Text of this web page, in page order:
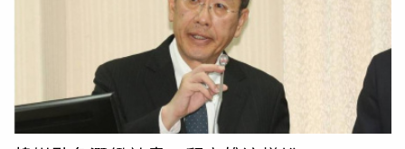
國軍無法抵禦，根本談不上自我保衛。李重志則從戰場實務
面提出合理解方，他提到，跳頻的核心目的就是為了防止敵
方蓋台，而移頻多屬手動。不過，目前高速跳頻多鎖定在窄
頻通訊，寬頻跳頻尚未完全普及，且盲目追求高階寬頻可能
導致一線部隊「資訊過載」，反而干擾小部隊指揮官的迅速
行動。並主張，國軍的通訊建軍應遵循「精準配賦、營級編
力協助地方政府，驗證軍民整合重點項目。卓榮泰進一步表
示，第2個重點是演習強度的持續提升。各地方政府演練從1
天增加為2天，其中兵棋推演1天、綜合實作1天，要持續推
動「有想定、無劇本」驗證，以實際的人、物、地、景，進
行實作方式演練，以及首度規劃跨縣市方式共同協作，讓演
習強度更加提升，貼近真實情境。第3個重點是持續擴大全